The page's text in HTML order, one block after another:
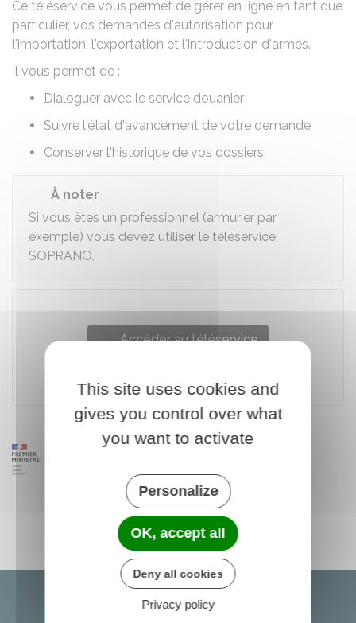
Ce téléservice vous permet de gérer en ligne en tant que
particulier, vos demandes d'autorisation pour
l'importation, l'exportation et l'introduction d'armes.
Il vous permet de :
Dialoguer avec le service douanier
Suivre l'état d'avancement de votre demande
Conserver l'historique de vos dossiers
À noter
Si vous êtes un professionnel (armurier par
exemple) vous devez utiliser le téléservice
SOPRANO.
Accéder au téléservice
Direction générale des douanes et droits indirects
This site uses cookies and
gives you control over what
you want to activate
Personalize
OK, accept all
Deny all cookies
Privacy policy